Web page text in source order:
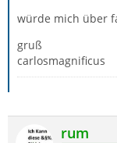
würde mich über
gruß
carlosmagnificus
rum